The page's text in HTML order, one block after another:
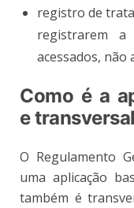
registro de
registrarem
acessados, não
Como é a
e
O Regulamento
uma aplicação
também é